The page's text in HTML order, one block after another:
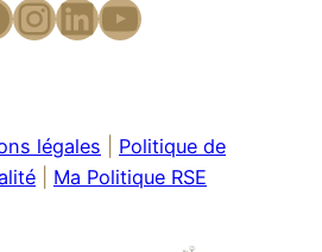
légales
Politique de
Ma Politique RSE